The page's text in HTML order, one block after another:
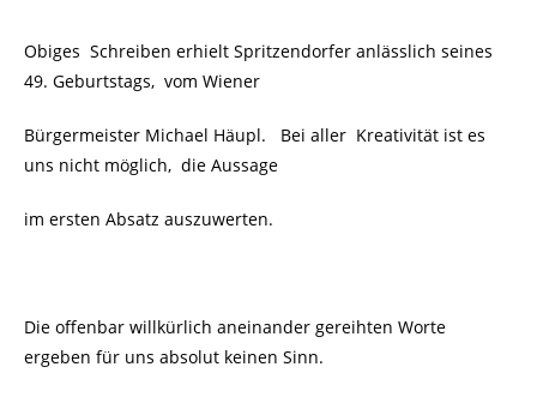
Obiges Schreiben erhielt Spritzendorfer anlässlich seines
49. Geburtstags, vom Wiener
Bürgermeister Michael Häupl. Bei aller Kreativität ist es
uns nicht möglich, die Aussage
im ersten Absatz auszuwerten.
Die offenbar willkürlich aneinander gereihten Worte
ergeben für uns absolut keinen Sinn.